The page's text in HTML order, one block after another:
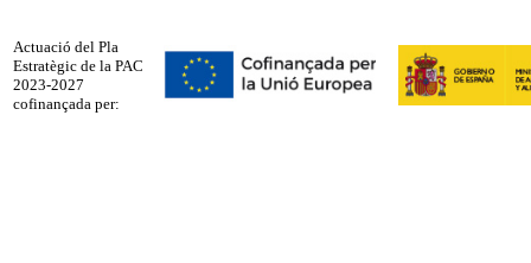
Actuació del Pla
Estratègic de la PAC
2023-2027
cofinançada per: